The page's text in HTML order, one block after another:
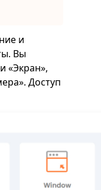
и
Вы
«Экран»,
Доступ